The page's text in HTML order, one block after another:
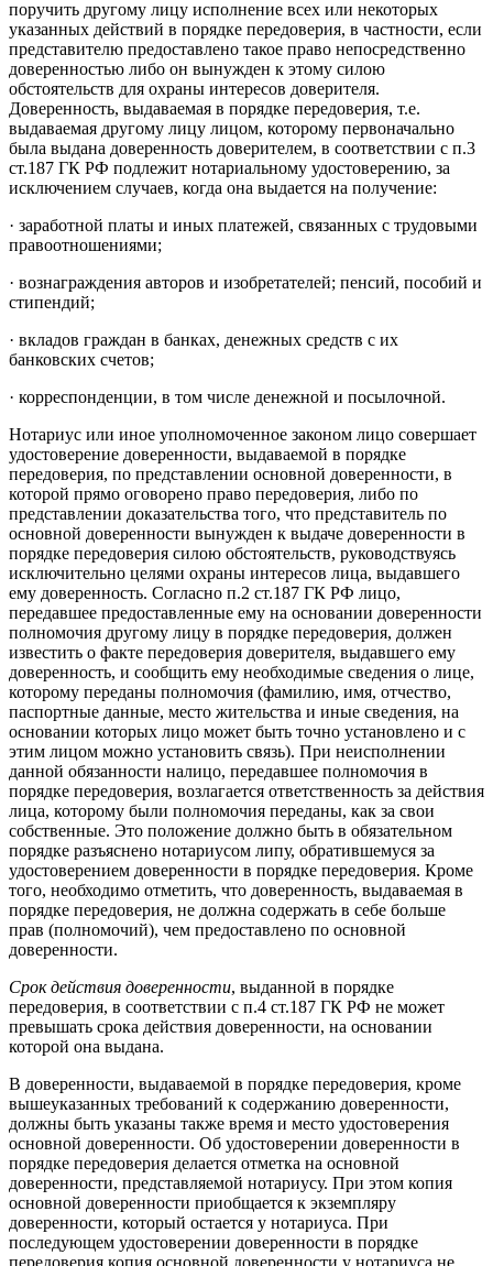
поручить другому лицу исполнение всех или некоторых
указанных действий в порядке передоверия, в частности, если
представителю предоставлено такое право непосредственно
доверенностью либо он вынужден к этому силою
обстоятельств для охраны интересов доверителя.
Доверенность, выдаваемая в порядке передоверия, т.е.
выдаваемая другому лицу лицом, которому первоначально
была выдана доверенность доверителем, в соответствии с п.3
ст.187 ГК РФ подлежит нотариальному удостоверению, за
исключением случаев, когда она выдается на получение:
· заработной платы и иных платежей, связанных с трудовыми
правоотношениями;
· вознаграждения авторов и изобретателей; пенсий, пособий и
стипендий;
· вкладов граждан в банках, денежных средств с их
банковских счетов;
· корреспонденции, в том числе денежной и посылочной.
Нотариус или иное уполномоченное законом лицо совершает
удостоверение доверенности, выдаваемой в порядке
передоверия, по представлении основной доверенности, в
которой прямо оговорено право передоверия, либо по
представлении доказательства того, что представитель по
основной доверенности вынужден к выдаче доверенности в
порядке передоверия силою обстоятельств, руководствуясь
исключительно целями охраны интересов лица, выдавшего
ему доверенность. Согласно п.2 ст.187 ГК РФ лицо,
передавшее предоставленные ему на основании доверенности
полномочия другому лицу в порядке передоверия, должен
известить о факте передоверия доверителя, выдавшего ему
доверенность, и сообщить ему необходимые сведения о лице,
которому переданы полномочия (фамилию, имя, отчество,
паспортные данные, место жительства и иные сведения, на
основании которых лицо может быть точно установлено и с
этим лицом можно установить связь). При неисполнении
данной обязанности налицо, передавшее полномочия в
порядке передоверия, возлагается ответственность за действия
лица, которому были полномочия переданы, как за свои
собственные. Это положение должно быть в обязательном
порядке разъяснено нотариусом липу, обратившемуся за
удостоверением доверенности в порядке передоверия. Кроме
того, необходимо отметить, что доверенность, выдаваемая в
порядке передоверия, не должна содержать в себе больше
прав (полномочий), чем предоставлено по основной
доверенности.
Срок действия доверенности, выданной в порядке
передоверия, в соответствии с п.4 ст.187 ГК РФ не может
превышать срока действия доверенности, на основании
которой она выдана.
В доверенности, выдаваемой в порядке передоверия, кроме
вышеуказанных требований к содержанию доверенности,
должны быть указаны также время и место удостоверения
основной доверенности. Об удостоверении доверенности в
порядке передоверия делается отметка на основной
доверенности, представляемой нотариусу. При этом копия
основной доверенности приобщается к экземпляру
доверенности, который остается у нотариуса. При
последующем удостоверении доверенности в порядке
передоверия копия основной доверенности у нотариуса не